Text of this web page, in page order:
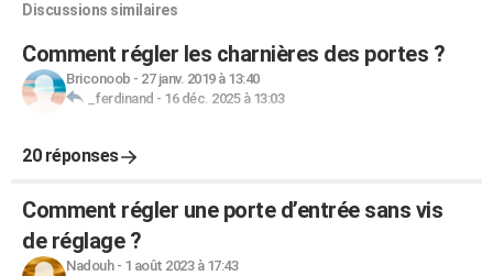
Discussions similaires
Comment régler les charnières des portes ?
Briconoob - 27 janv. 2019 à 13:40
_ferdinand - 16 déc. 2025 à 13:03
20 réponses
Comment régler une porte d’entrée sans vis
de réglage ?
Nadouh- 1 août 2023 à 17:43